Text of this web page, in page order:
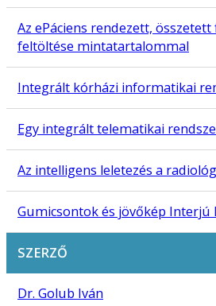
Az ePáciens rendezett,
feltöltése mintatartalommal
Integrált kórházi informatikai
Egy integrált telematikai
Az intelligens leletezés a
Gumicsontok és jövőkép Interjú
SZERZŐ
Dr. Golub Iván